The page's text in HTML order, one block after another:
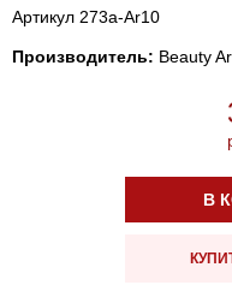
Артикул 273a-Ar10
Производитель: Beauty
В